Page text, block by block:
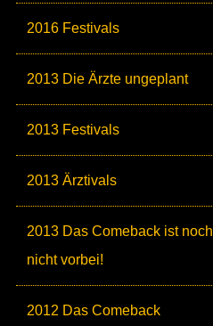
2016 Festivals
2013 Die Ärzte ungeplant
2013 Festivals
2013 Ärztivals
2013 Das Comeback ist noch
nicht vorbei!
2012 Das Comeback